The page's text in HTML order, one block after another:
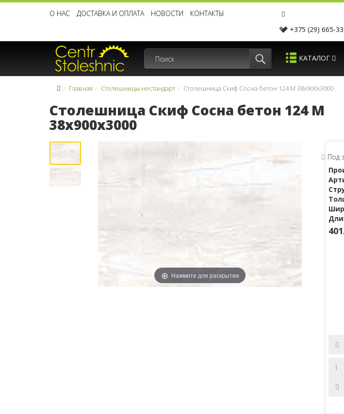
О НАС ДОСТАВКА И ОПЛАТА НОВОСТИ
КОНТАКТЫ
+375 (29) 665-
КАТАЛОГ
Главная Столешницы нестандарт Столешница Скиф Сосна бетон 124 М 38x900x3000
Столешница Скиф Сосна бетон 124 М
38x900x3000
Нажмите для раскрытия
Под